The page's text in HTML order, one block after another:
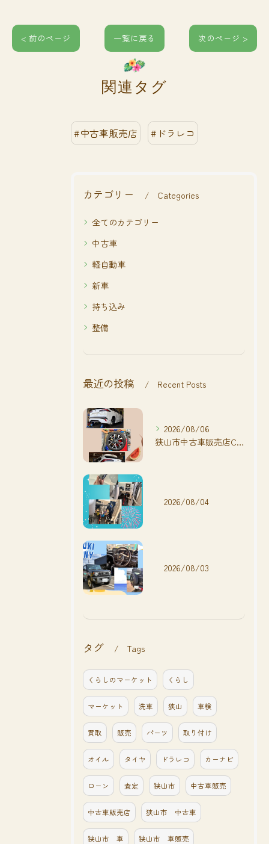
< 前のページ 一覧に戻る 次のページ >
関連タグ
#中古車販売店 #ドラレコ
カテゴリー Categories
全てのカテゴリー
中古車
軽自動車
新車
持ち込み
整備
最近の投稿 Recent Posts
2026/08/06
狭山市中古車販売店CarShop FACT.🚗
2026/08/04
2026/08/03
タグ Tags
くらしのマーケット くらし
マーケット 洗車 狭山 車検
買取 販売 パーツ 取り付け
オイル タイヤ ドラレコ カーナビ
ローン 査定 狭山市 中古車販売
中古車販売店 狭山市 中古車
狭山市 車 狭山市 車販売